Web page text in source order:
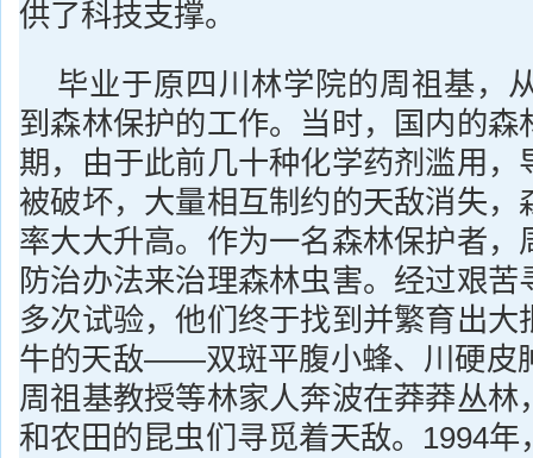
供了科技支撑。
毕业于原四川林学院的周祖基，
到森林保护的工作。当时，国内的森
期，由于此前几十种化学药剂滥用，
被破坏，大量相互制约的天敌消失，
率大大升高。作为一名森林保护者，
防治办法来治理森林虫害。经过艰苦
多次试验，他们终于找到并繁育出大
牛的天敌——双斑平腹小蜂、川硬皮
周祖基教授等林家人奔波在莽莽丛林
和农田的昆虫们寻觅着天敌。1994